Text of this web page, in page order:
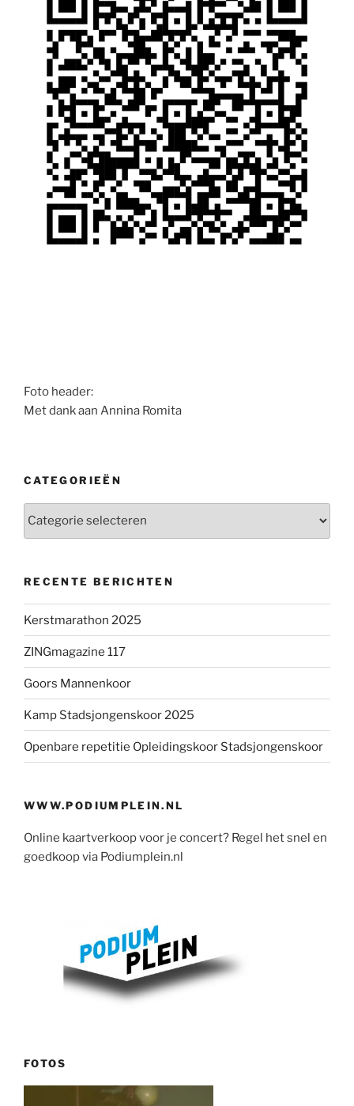
Foto header:
Met dank aan Annina Romita
CATEGORIEËN
Categorieën
RECENTE BERICHTEN
Kerstmarathon 2025
ZINGmagazine 117
Goors Mannenkoor
Kamp Stadsjongenskoor 2025
Openbare repetitie Opleidingskoor Stadsjongenskoor
WWW.PODIUMPLEIN.NL
Online kaartverkoop voor je concert? Regel het snel en
goedkoop via Podiumplein.nl
FOTOS